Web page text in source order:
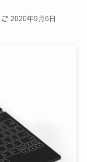
2020年9月6日